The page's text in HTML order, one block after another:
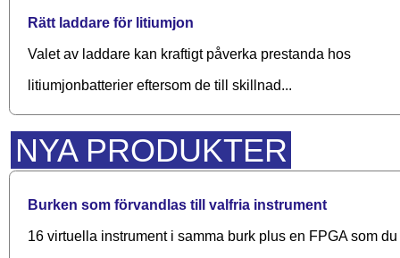
Rätt laddare för litiumjon
Valet av laddare kan kraftigt påverka prestanda hos
litiumjonbatterier eftersom de till skillnad...
NYA PRODUKTER
Burken som förvandlas till valfria instrument
16 virtuella instrument i samma burk plus en FPGA som du